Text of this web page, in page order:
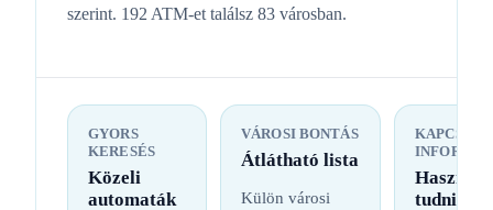
szerint. 192 ATM-et találsz 83 városban.
GYORS
KERESÉS
Közeli
automaták
VÁROSI BONTÁS
Átlátható lista
Külön városi
Hasznos